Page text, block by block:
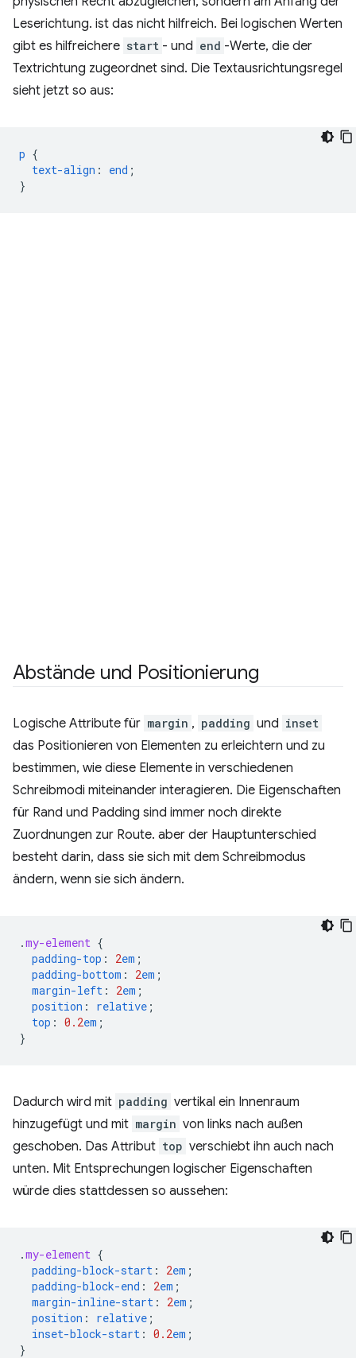
Leserichtung. ist das nicht hilfreich. Bei logischen Werten
gibt es hilfreichere start - und end -Werte, die der
Textrichtung zugeordnet sind. Die Textausrichtungsregel
sieht jetzt so aus:
p {
text-align : end ;
}
Abstände und Positionierung
Logische Attribute für margin , padding und inset
das Positionieren von Elementen zu erleichtern und zu
bestimmen, wie diese Elemente in verschiedenen
Schreibmodi miteinander interagieren. Die Eigenschaften
für Rand und Padding sind immer noch direkte
Zuordnungen zur Route. aber der Hauptunterschied
besteht darin, dass sie sich mit dem Schreibmodus
ändern, wenn sie sich ändern.
.my-element {
padding-top : 2em ;
padding-bottom : 2em ;
margin-left : 2em ;
position : relative ;
top : 0.2em ;
}
Dadurch wird mit padding vertikal ein Innenraum
hinzugefügt und mit margin von links nach außen
geschoben. Das Attribut top verschiebt ihn auch nach
unten. Mit Entsprechungen logischer Eigenschaften
würde dies stattdessen so aussehen:
.my-element {
padding-block-start : 2em ;
padding-block-end : 2em ;
margin-inline-start : 2em ;
position : relative ;
inset-block-start : 0.2em ;
}